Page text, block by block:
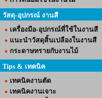
วัสดุ-อุปกรณ์ งานสี
เครื่องมือ-อุปกรณ์ที่ใช้ในงานสี
แนะนำวัสดุสิ้นเปลืองในงานสี
กระดาษทรายกับงานไม้
Tips & เทคนิค
เทคนิคงานตัด
เทคนิคงานเจาะ